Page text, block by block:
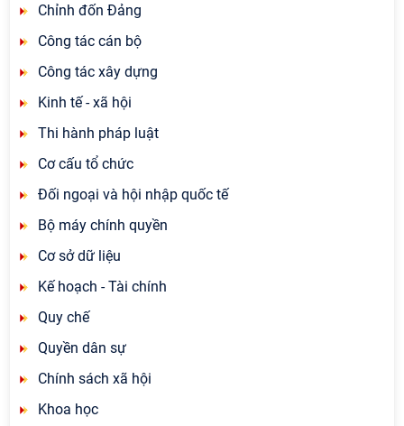
Chỉnh đốn Đảng
Công tác cán bộ
Công tác xây dựng
Kinh tế - xã hội
Thi hành pháp luật
Cơ cấu tổ chức
Đối ngoại và hội nhập quốc tế
Bộ máy chính quyền
Cơ sở dữ liệu
Kế hoạch - Tài chính
Quy chế
Quyền dân sự
Chính sách xã hội
Khoa học